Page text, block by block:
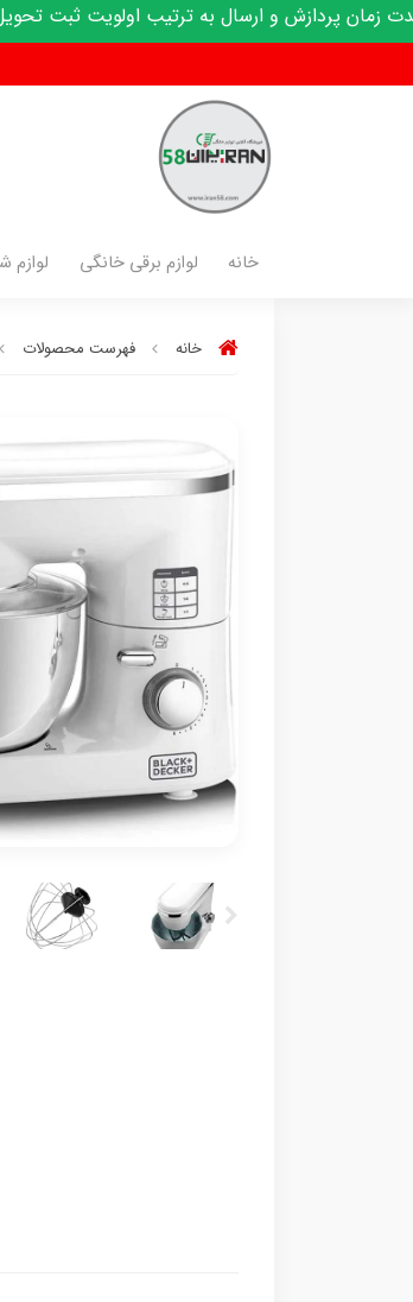
و ارسال به ترتیب اولویت ثبت تحویل پست و
خانه لوازم برقی خانگی
خانه فهرست محصولات